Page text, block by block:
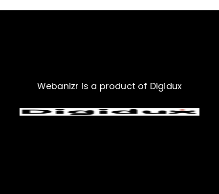
Webanizr is a product of Digidux